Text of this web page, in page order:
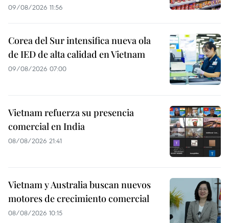
09/08/2026 11:56
Corea del Sur intensifica nueva ola
de IED de alta calidad en Vietnam
09/08/2026 07:00
Vietnam refuerza su presencia
comercial en India
08/08/2026 21:41
Vietnam y Australia buscan nuevos
motores de crecimiento comercial
08/08/2026 10:15